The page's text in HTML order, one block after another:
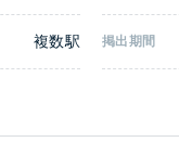
複数駅 掲出期間